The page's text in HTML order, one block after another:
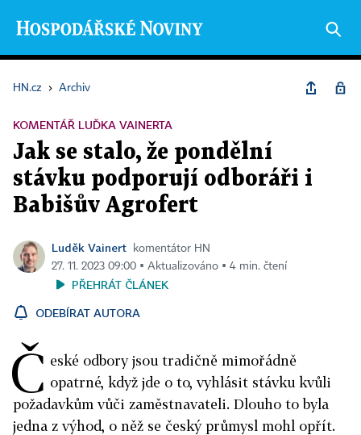
HN.cz › Archiv
KOMENTÁŘ LUĎKA VAINERTA
Jak se stalo, že pondělní
stávku podporují odboráři i
Babišův Agrofert
Luděk Vainert
komentátor HN
27. 11. 2023 09:00 ▪ Aktualizováno ▪ 4 min. čtení
PŘEHRÁT ČLÁNEK
ODEBÍRAT AUTORA
Č eské odbory jsou tradičně mimořádně
opatrné, když jde o to, vyhlásit stávku kvůli
požadavkům vůči zaměstnavateli. Dlouho to byla
jedna z výhod, o něž se český průmysl mohl opřít.